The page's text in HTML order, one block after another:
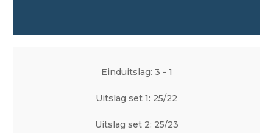
Einduitslag: 3 - 1
Uitslag set 1: 25/22
Uitslag set 2: 25/23